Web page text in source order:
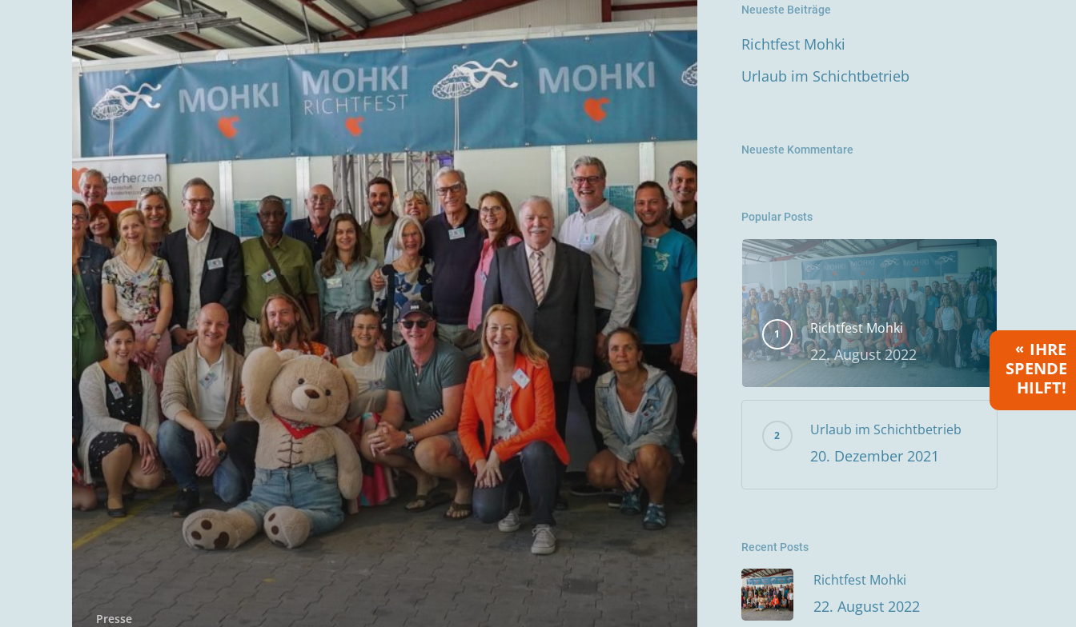
IHRE
SPENDE
HILFT!
Presse
Neueste Beiträge
Richtfest Mohki
Urlaub im Schichtbetrieb
Neueste Kommentare
Popular Posts
Richtfest Mohki
22. August 2022
Urlaub im Schichtbetrieb
20. Dezember 2021
Recent Posts
Richtfest Mohki
22. August 2022